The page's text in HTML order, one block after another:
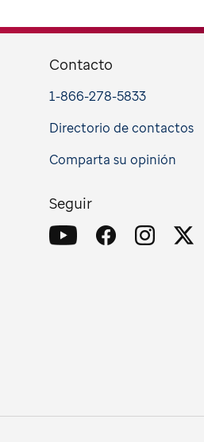
Contacto
1-866-278-5833
Directorio de contactos
Comparta su opinión
Seguir